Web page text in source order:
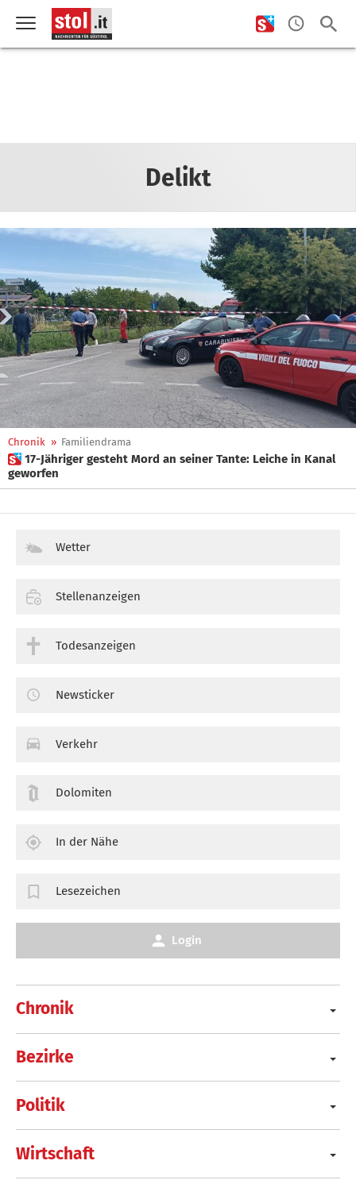
Delikt
Chronik » Familiendrama
 17-Jähriger gesteht Mord an seiner Tante: Leiche in Kanal
geworfen
Chronik
Bezirke
Politik
Wirtschaft
Wetter
Stellenanzeigen
Todesanzeigen
Newsticker
Verkehr
Dolomiten
In der Nähe
Lesezeichen
Login